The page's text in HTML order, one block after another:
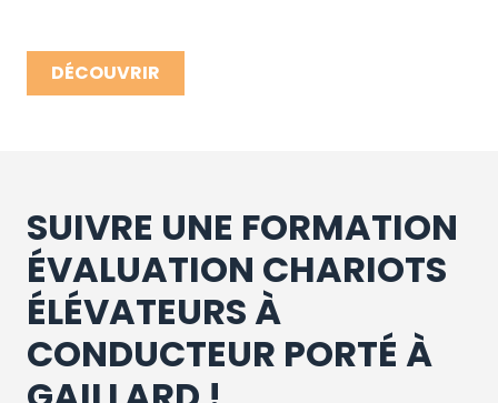
DÉCOUVRIR
SUIVRE UNE FORMATION
ÉVALUATION CHARIOTS
ÉLÉVATEURS À
CONDUCTEUR PORTÉ À